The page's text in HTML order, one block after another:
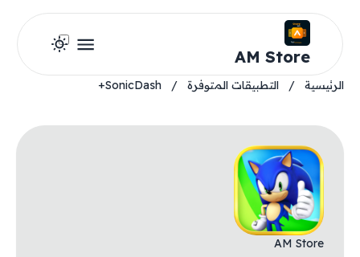
AM Store
الرئيسية / التطبيقات المتوفرة /
SonicDash+
AM Store